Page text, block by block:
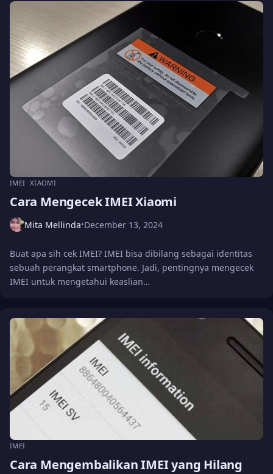
IMEI XIAOMI
Cara Mengecek IMEI Xiaomi
Mita Mellinda•December 13, 2024
Buat apa sih cek IMEI? IMEI bisa dibilang sebagai identitas
sebuah perangkat smartphone. Jadi, pentingnya mengecek
IMEI untuk mengetahui keaslian…
IMEI
Cara Mengembalikan IMEI yang Hilang